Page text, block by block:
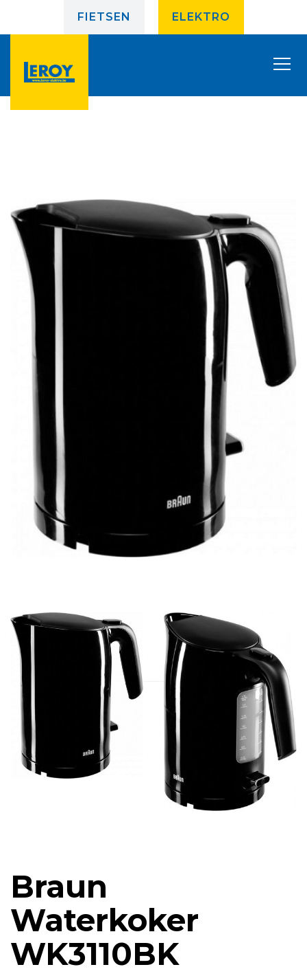
FIETSEN ELEKTRO
Braun
Waterkoker
WK3110BK